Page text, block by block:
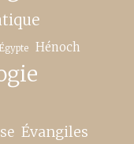
Égypte Hénoch
Évangiles